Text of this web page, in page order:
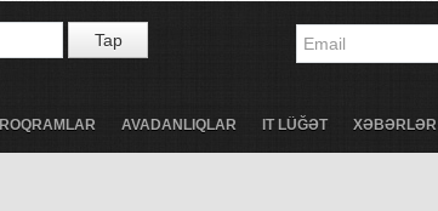
Tap
AVADANLIQLAR IT LÜĞƏT XƏBƏRLƏR